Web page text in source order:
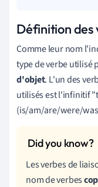
Définition des
Comme leur nom
type de verbe utilisé
d'objet. L'un des
utilisés est l'infinitif
(is/am/are/were/
Les verbes de
nom de verbes